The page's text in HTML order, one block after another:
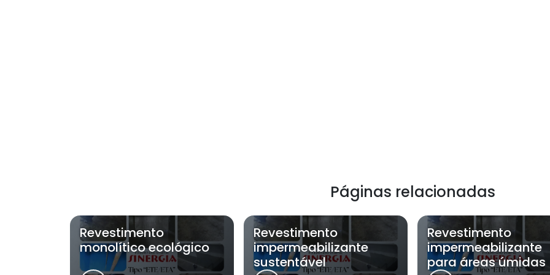
Páginas relacionadas
Revestimento
monolítico ecológico
Revestimento
impermeabilizante
sustentável
Revestimento
impermeabilizante
para áreas úmidas